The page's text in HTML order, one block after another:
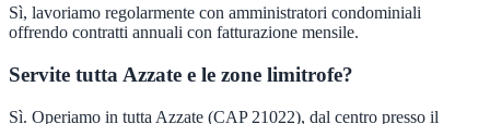
Sì, lavoriamo regolarmente con amministratori condominiali
offrendo contratti annuali con fatturazione mensile.
Servite tutta Azzate e le zone limitrofe?
Sì. Operiamo in tutta Azzate (CAP 21022), dal centro presso il